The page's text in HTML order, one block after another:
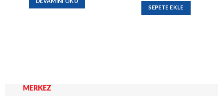
DEVAMINI OKU
SEPETE EKLE
MERKEZ